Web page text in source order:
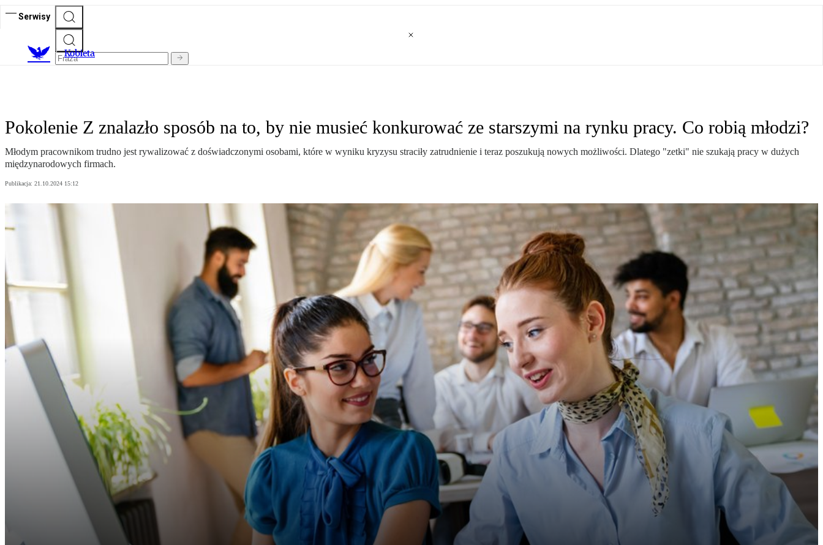
Serwisy
Kobieta
Pokolenie Z znalazło sposób na to, by nie musieć konkurować ze starszymi na rynku pracy. Co robią młodzi?
Młodym pracownikom trudno jest rywalizować z doświadczonymi osobami, które w wyniku kryzysu straciły zatrudnienie i teraz poszukują nowych możliwości. Dlatego "zetki" nie szukają pracy w dużych
międzynarodowych firmach.
Publikacja: 21.10.2024 15:12